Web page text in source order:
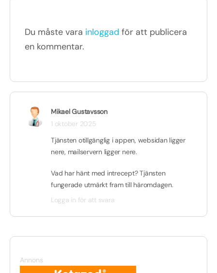
Du måste vara inloggad för att publicera
en kommentar.
Mikael Gustavsson
1 oktober 2025
Tjänsten otillgänglig i appen, websidan ligger
nere, mailservern ligger nere.
Vad har hänt med intrecept? Tjänsten
fungerade utmärkt fram till häromdagen.
Logga in för att svara
Annons